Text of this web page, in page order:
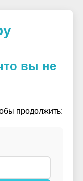
вы не
продолжить: